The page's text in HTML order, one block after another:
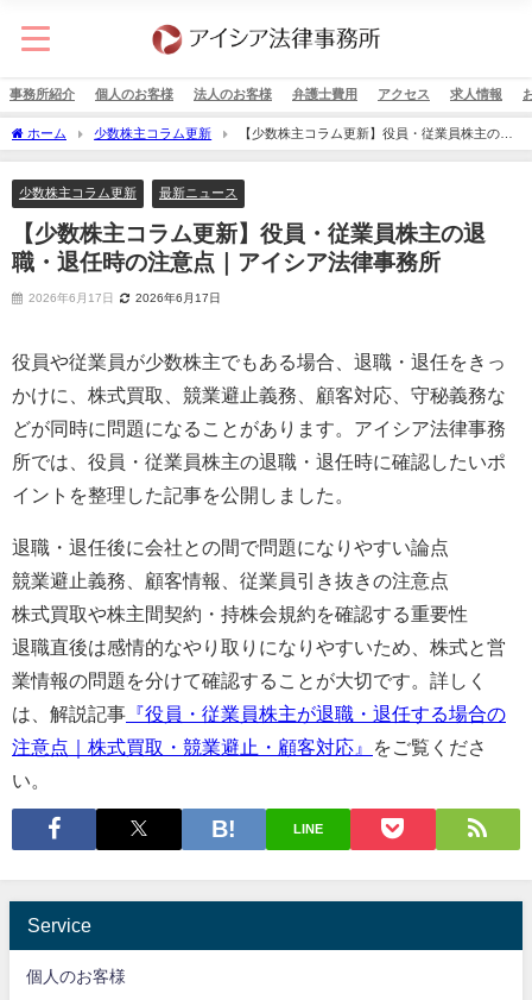
事務所紹介 個人のお客様 法人のお客様 弁護士費用 アクセス 求人情報
ホーム 少数株主コラム更新
【少数株主コラム更新】役員・従業員株主の退
職・退任時の注意点｜アイシア法律事務所
少数株主コラム更新 最新ニュース
【少数株主コラム更新】役員・従業員株主の退
職・退任時の注意点｜アイシア法律事務所
2026年6月17日 2026年6月17日
役員や従業員が少数株主でもある場合、退職・退任をきっ
かけに、株式買取、競業避止義務、顧客対応、守秘義務な
どが同時に問題になることがあります。アイシア法律事務
所では、役員・従業員株主の退職・退任時に確認したいポ
イントを整理した記事を公開しました。
退職・退任後に会社との間で問題になりやすい論点
競業避止義務、顧客情報、従業員引き抜きの注意点
株式買取や株主間契約・持株会規約を確認する重要性
退職直後は感情的なやり取りになりやすいため、株式と営
業情報の問題を分けて確認することが大切です。詳しく
は、解説記事 『役員・従業員株主が退職・退任する場合の
注意点｜株式買取・競業避止・顧客対応』
をご覧くださ
い。
LINE
Service
個人のお客様